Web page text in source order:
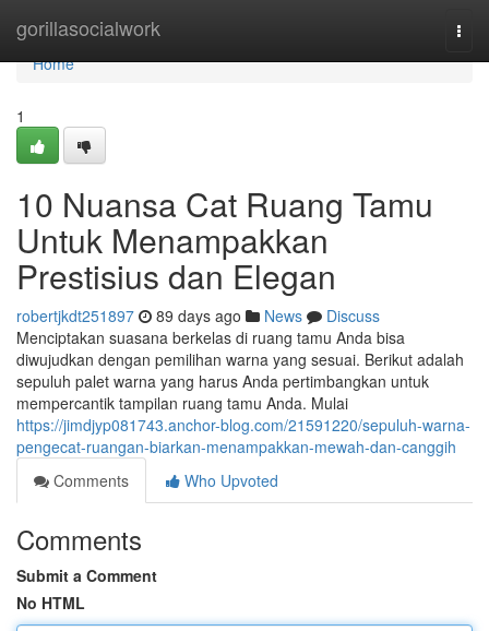
gorillasocialwork
Home
Home
1
10 Nuansa Cat Ruang Tamu
Untuk Menampakkan
Prestisius dan Elegan
robertjkdt251897 89 days ago News
Discuss
Menciptakan suasana berkelas di ruang tamu Anda bisa
diwujudkan dengan pemilihan warna yang sesuai. Berikut adalah
sepuluh palet warna yang harus Anda pertimbangkan untuk
mempercantik tampilan ruang tamu Anda. Mulai
https://jimdjyp081743.anchor-blog.com/21591220/sepuluh-warna-
pengecat-ruangan-biarkan-menampakkan-mewah-dan-canggih
Comments
Who Upvoted
Comments
Submit a Comment
No HTML